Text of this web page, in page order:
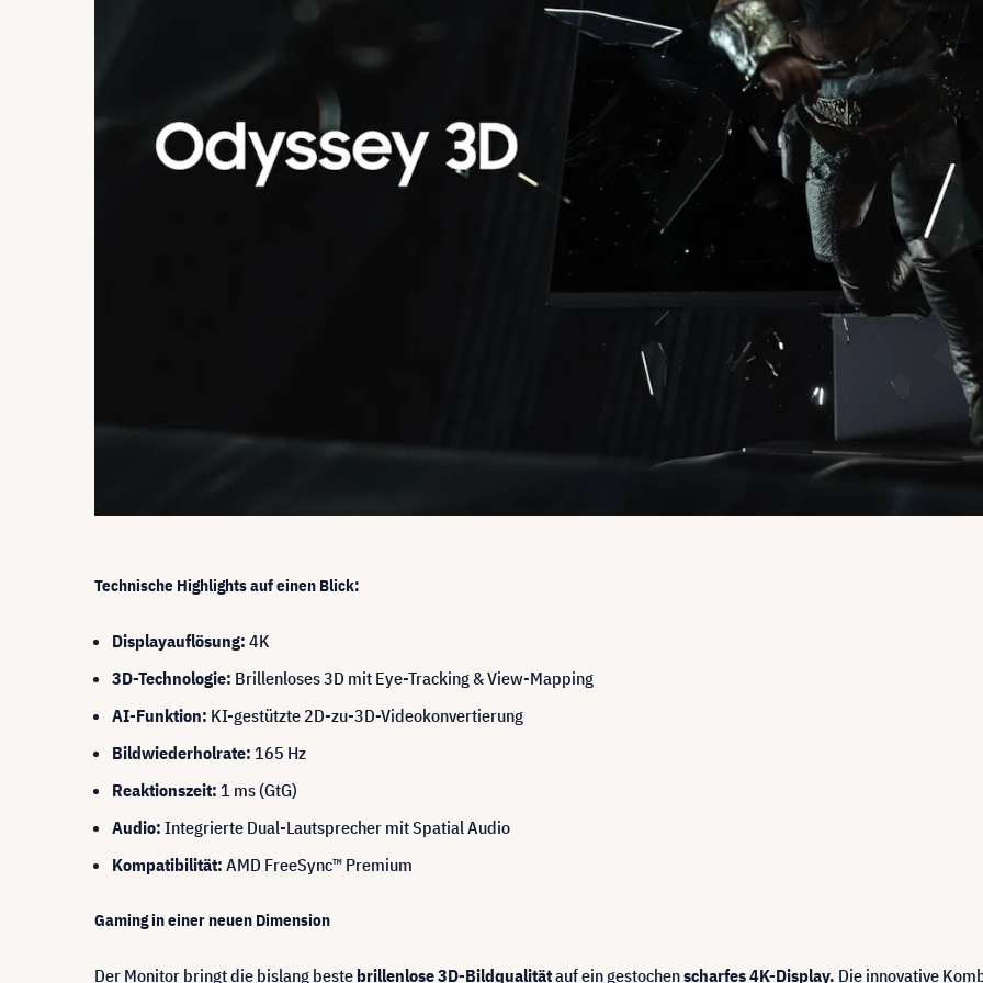
Technische Highlights auf einen Blick:
Displayauflösung: 4K
3D-Technologie: Brillenloses 3D mit Eye-Tracking & View-Mapping
AI-Funktion: KI-gestützte 2D-zu-3D-Videokonvertierung
Bildwiederholrate: 165 Hz
Reaktionszeit: 1 ms (GtG)
Audio: Integrierte Dual-Lautsprecher mit Spatial Audio
Kompatibilität: AMD FreeSync™ Premium
Gaming in einer neuen Dimension
Der Monitor bringt die bislang beste brillenlose 3D-Bildqualitätauf ein gestochenscharfes 4K-Display. Die innovative